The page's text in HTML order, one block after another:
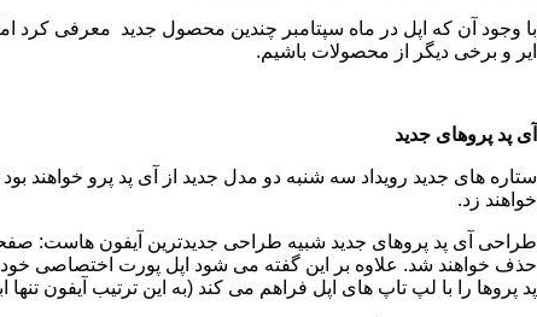
ایر و برخی دیگر از محصولات باشیم.
آی پد پروهای جدید
ستاره های جدید رویداد سه شنبه دو مدل جدید از آی پد پرو خواهند
خواهند زد.
طراحی آی پد پروهای جدید شبیه طراحی جدیدترین آیفون هاست: صفحه
حذف خواهند شد. علاوه بر این گفته می شود اپل پورت اختصاصی خود
پد پروها را با لپ تاپ های اپل فراهم می کند (به این ترتیب آیفون